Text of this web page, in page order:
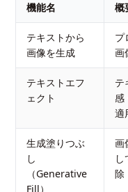
機能名 概
テキストから
画像を生成
プ
画
テキストエフ
ェクト
テ
感
適
生成塗りつぶ
し
（Generative
Fill）
画
除